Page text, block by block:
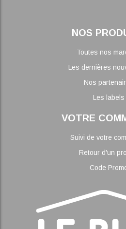
NOS
Toutes nos
Les dernières
Nos
Les labels
VOTRE
Suivi de votre
Retour d'un
Code